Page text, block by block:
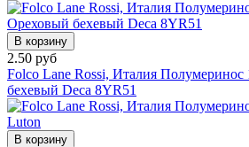
В корзину
2.50 руб
Folco Lane Rossi, Италия
бехевый Deca 8YR51
В корзину